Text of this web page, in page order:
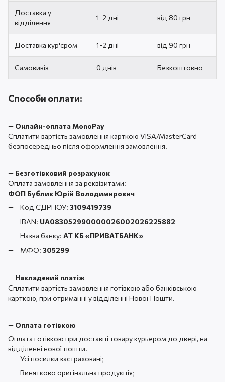
Доставка у
відділення
1-2 дні від 80 грн
Доставка кур'єром 1-2 дні від 90 грн
Самовивіз 0 днів Безкоштовно
Способи оплати:
— Онлайн-оплата MonoPay
Сплатити вартість замовлення карткою VISA/MasterCard
безпосередньо після оформлення замовлення.
— Безготівковий розрахунок
Оплата замовлення за реквізитами:
ФОП Бублик Юрій Володимирович
Код ЄДРПОУ: 3109419739
IBAN: UA083052990000026002026225882
Назва банку: АТ КБ «ПРИВАТБАНК»
МФО: 305299
— Накладений платіж
Сплатити вартість замовлення готівкою або банківською
карткою, при отриманні у відділенні Нової Пошти.
— Оплата готівкою
Оплата готівкою при доставці товару курьером до двері, на
відділенні нової пошти.
Усі посилки застраховані;
Винятково оригінальна продукція;